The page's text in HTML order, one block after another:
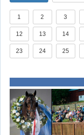
1 2 3
12 13 14
23 24 25